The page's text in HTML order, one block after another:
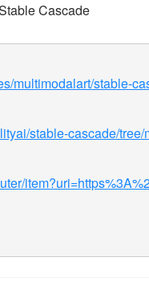
Cascade
multimodalart/stable-
stable-cascade/tree/